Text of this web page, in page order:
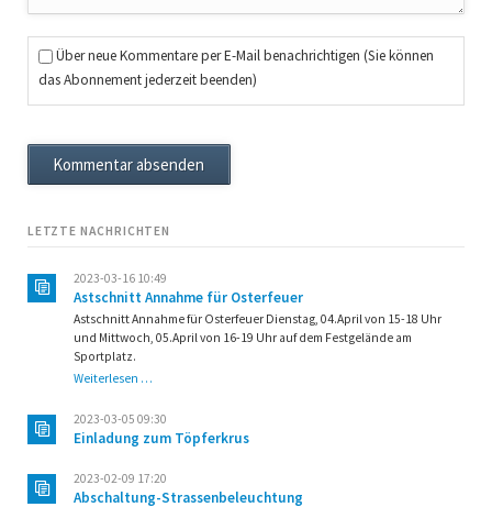
Über neue Kommentare per E-Mail benachrichtigen (Sie können
das Abonnement jederzeit beenden)
Kommentar absenden
LETZTE NACHRICHTEN
2023-03-16 10:49
Astschnitt Annahme für Osterfeuer
Astschnitt Annahme für Osterfeuer Dienstag, 04.April von 15-18 Uhr
und Mittwoch, 05.April von 16-19 Uhr auf dem Festgelände am
Sportplatz.
Weiterlesen …Astschnitt
für
Osterfeuer
2023-03-05 09:30
Einladung zum Töpferkrus
2023-02-09 17:20
Abschaltung-Strassenbeleuchtung